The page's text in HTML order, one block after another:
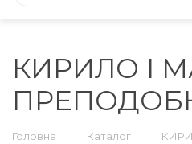
КИРИЛО І
Головна — Каталог —